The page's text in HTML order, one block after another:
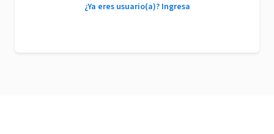
¿Ya eres usuario(a)? Ingresa